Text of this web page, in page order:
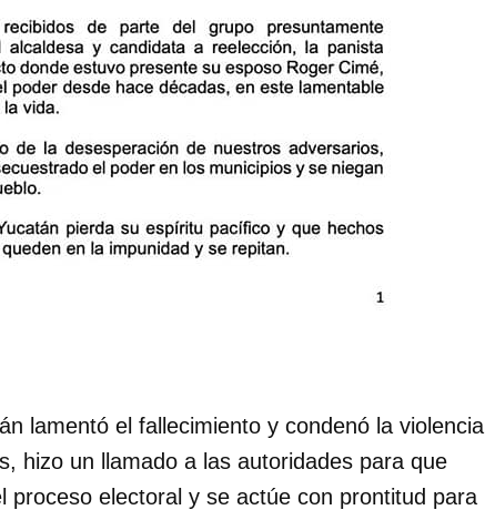
lamentó el fallecimiento y condenó la violencia
hizo un llamado a las autoridades para que
proceso electoral y se actúe con prontitud para